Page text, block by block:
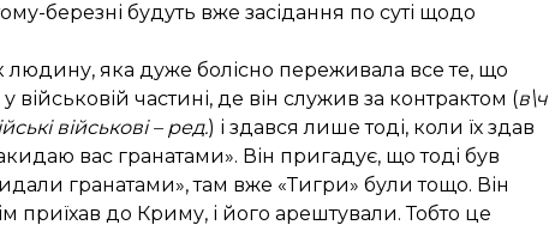
березні будуть вже засідання по суті щодо
яка дуже болісно переживала все те, що
військовій частині, де він служив за контрактом (в\ч
військові – ред.) і здався лише тоді, коли їх здав
вас гранатами». Він пригадує, що тоді був
гранатами», там вже «Тигри» були тощо. Він
приїхав до Криму, і його арештували. Тобто це